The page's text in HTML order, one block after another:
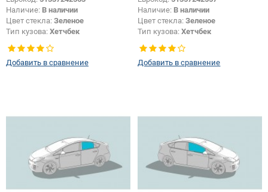
Наличие: В наличии
Цвет стекла: Зеленое
Тип кузова: Хетчбек
Добавить в сравнение
Наличие: В наличии
Цвет стекла:Зеленое
Тип кузова:Хетчбек
Добавить в сравнение